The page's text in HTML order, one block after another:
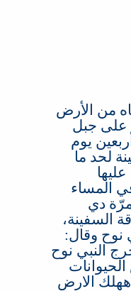
من الأرض
على جبل
يوم
لحد ما
المساء
دي
السفينة،
نوح وقال:
النبي نوح
الارض